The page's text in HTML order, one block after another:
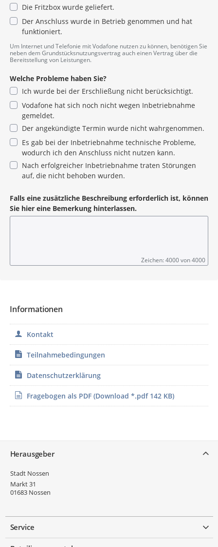
Die Fritzbox wurde geliefert.
Der Anschluss wurde in Betrieb genommen und hat
funktioniert.
Um Internet und Telefonie mit Vodafone nutzen zu können, benötigen Sie
neben dem Grundstücksnutzungsvertrag auch einen Vertrag über die
Bereitstellung von Leistungen.
Welche Probleme haben Sie?
Ich wurde bei der Erschließung nicht berücksichtigt.
Vodafone hat sich noch nicht wegen Inbetriebnahme
gemeldet.
Der angekündigte Termin wurde nicht wahrgenommen.
Es gab bei der Inbetriebnahme technische Probleme,
wodurch ich den Anschluss nicht nutzen kann.
Nach erfolgreicher Inbetriebnahme traten Störungen
auf, die nicht behoben wurden.
Falls eine zusätzliche Beschreibung erforderlich ist, können
Sie hier eine Bemerkung hinterlassen.
Zeichen: 4000 von 4000
Informationen
Kontakt
Teilnahmebedingungen
Datenschutzerklärung
Fragebogen als PDF (Download *.pdf 142 KB)
Herausgeber
Stadt Nossen
Markt 31
01683 Nossen
Service